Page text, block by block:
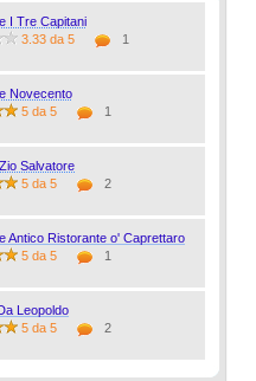
I Tre Capitani
3.33 da 5
1
Novecento
5 da 5
1
Salvatore
5 da 5
2
Antico Ristorante o' Caprettaro
5 da 5
1
Leopoldo
5 da 5
2